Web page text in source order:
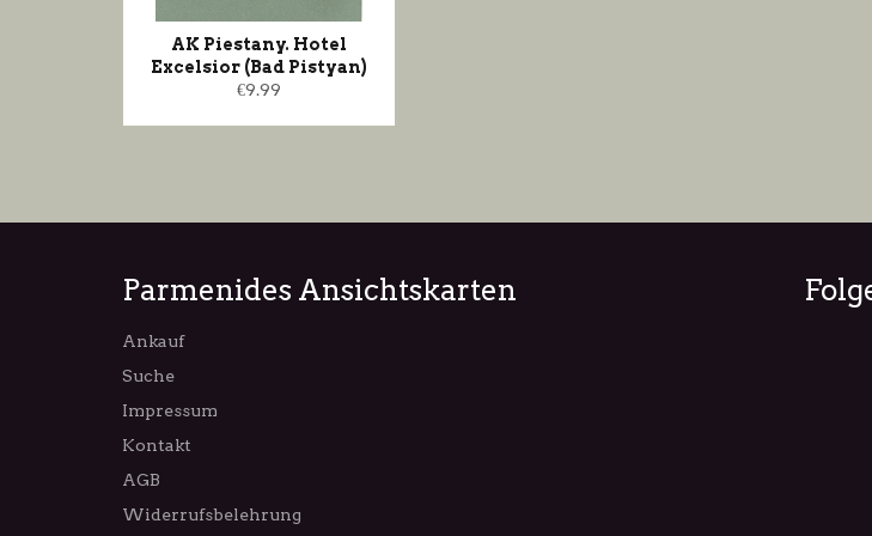
AK Piestany. Hotel
Excelsior (Bad Pistyan)
Normaler
€9.99
Parmenides Ansichtskarten
Ankauf
Suche
Impressum
Kontakt
AGB
Widerrufsbelehrung